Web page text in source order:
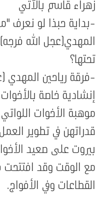
زهراء قاسم بالآتي
-بداية حبذا لو نعرف
المهدي(عجل الله
تحتها؟
-فرقة رياحين المهدي
إنشادية خاصة
موهبة الأخوات
قدراتهن في تطوير
بيروت على صعيد
مع الوقت وقد
القطاعات وفي الأفواج.